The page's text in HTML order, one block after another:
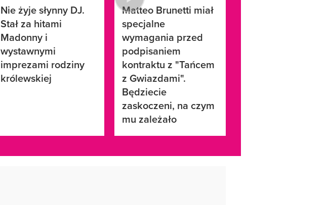
Nie żyje słynny DJ.
Stał za hitami
Madonny i
wystawnymi
imprezami rodziny
królewskiej
Matteo Brunetti miał
specjalne
wymagania przed
podpisaniem
kontraktu z "Tańcem
z Gwiazdami".
Będziecie
zaskoczeni, na czym
mu zależało